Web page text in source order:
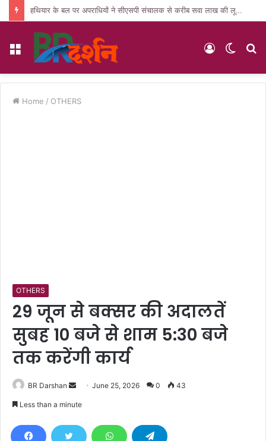
हथियार के बल पर अपराधियों ने सीएसपी संचालक से करीब सवा लाख की लूट, जांच में जुटी पुलिस
Menu
Switch
Log
Home / OTHERS
OTHERS
29 जून से बक्सर की अदालतें
सुबह 10 बजे से शाम 5:30 बजे
तक करेंगी कार्य
BR Darshan
d
June 25, 2026 0 43
Less than a minute